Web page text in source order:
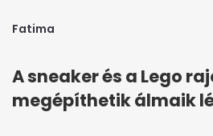
Fatima
A sneaker és a Lego
megépíthetik álmaik